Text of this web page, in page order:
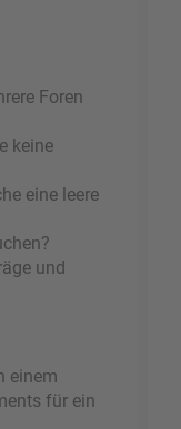
Foren
keine
eine leere
und
einem
für ein